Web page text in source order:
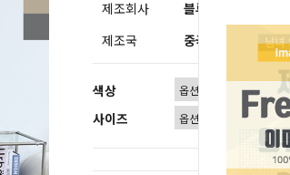
제조회사 블루모드 제휴사
제조국 중국
색상
사이즈